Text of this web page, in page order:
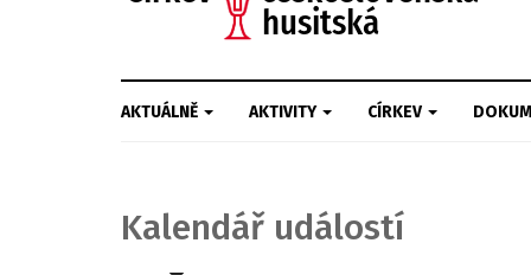
AKTUÁLNĚ AKTIVITY CÍRKEV
Kalendář událostí